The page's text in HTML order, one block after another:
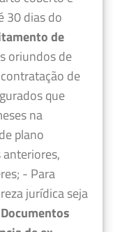
30 dias do
de
oriundos de
de
que
na
plano
- Para
jurídica seja